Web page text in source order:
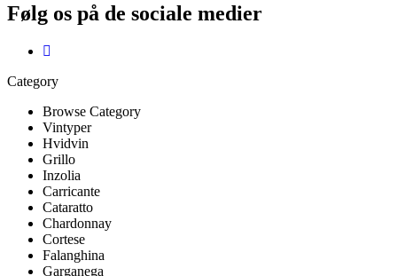
Følg os på de sociale medier
Category
Browse Category
Vintyper
Hvidvin
Grillo
Inzolia
Carricante
Cataratto
Chardonnay
Cortese
Falanghina
Garganega